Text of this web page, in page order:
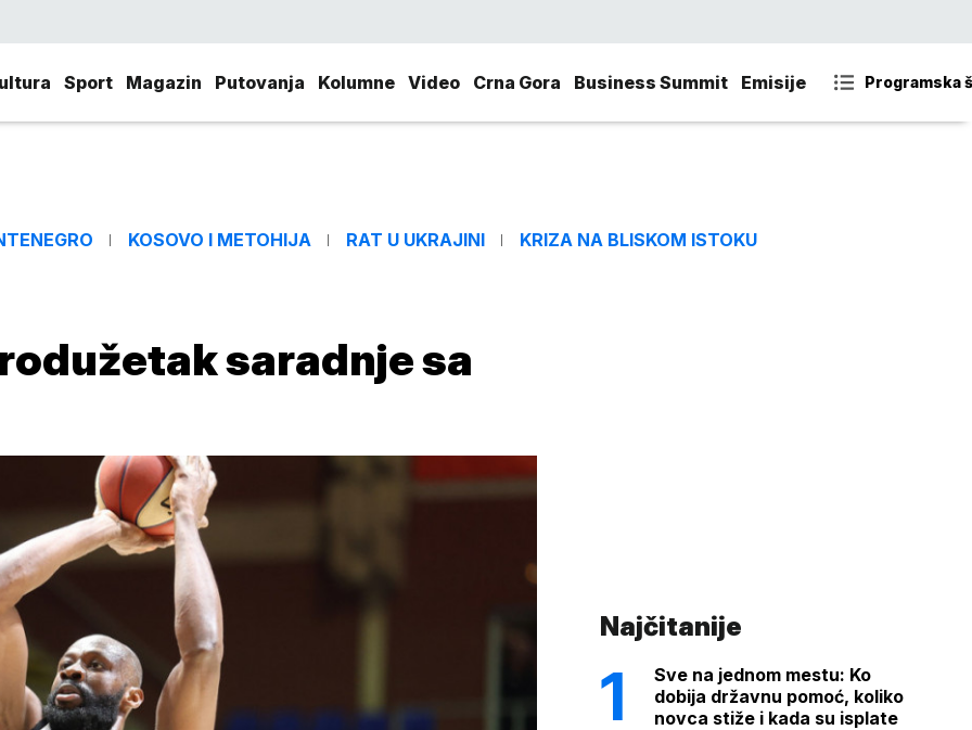
Sport Magazin Putovanja Kolumne Video Crna Gora Business Summit Emisije Programska
KOSOVO I METOHIJA RAT U UKRAJINI KRIZA NA BLISKOM ISTOKU
saradnje sa
Najčitanije
Sve na jednom mestu: Ko
dobija državnu pomoć, koliko
novca stiže i kada su isplate